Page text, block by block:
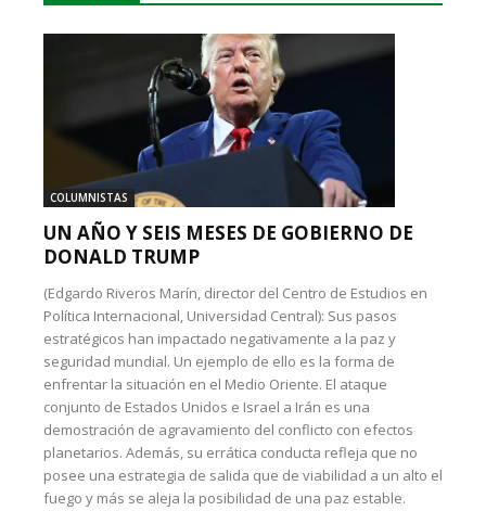
COLUMNISTAS
UN AÑO Y SEIS MESES DE GOBIERNO DE
DONALD TRUMP
(Edgardo Riveros Marín, director del Centro de Estudios en
Política Internacional, Universidad Central): Sus pasos
estratégicos han impactado negativamente a la paz y
seguridad mundial. Un ejemplo de ello es la forma de
enfrentar la situación en el Medio Oriente. El ataque
conjunto de Estados Unidos e Israel a Irán es una
demostración de agravamiento del conflicto con efectos
planetarios. Además, su errática conducta refleja que no
posee una estrategia de salida que de viabilidad a un alto el
fuego y más se aleja la posibilidad de una paz estable.